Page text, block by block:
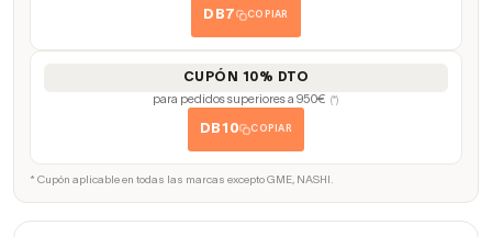
DB7 COPIAR
CUPÓN 10% DTO
para pedidos superiores a 950€ (*)
DB10 COPIAR
* Cupón aplicable en todas las marcas excepto GME, NASHI.